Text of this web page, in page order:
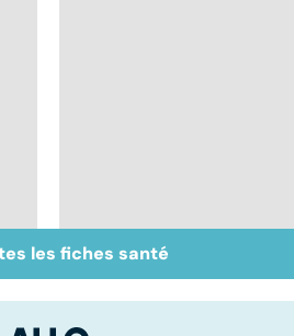
Inflammation des
amygdales : que faire
les fiches santé